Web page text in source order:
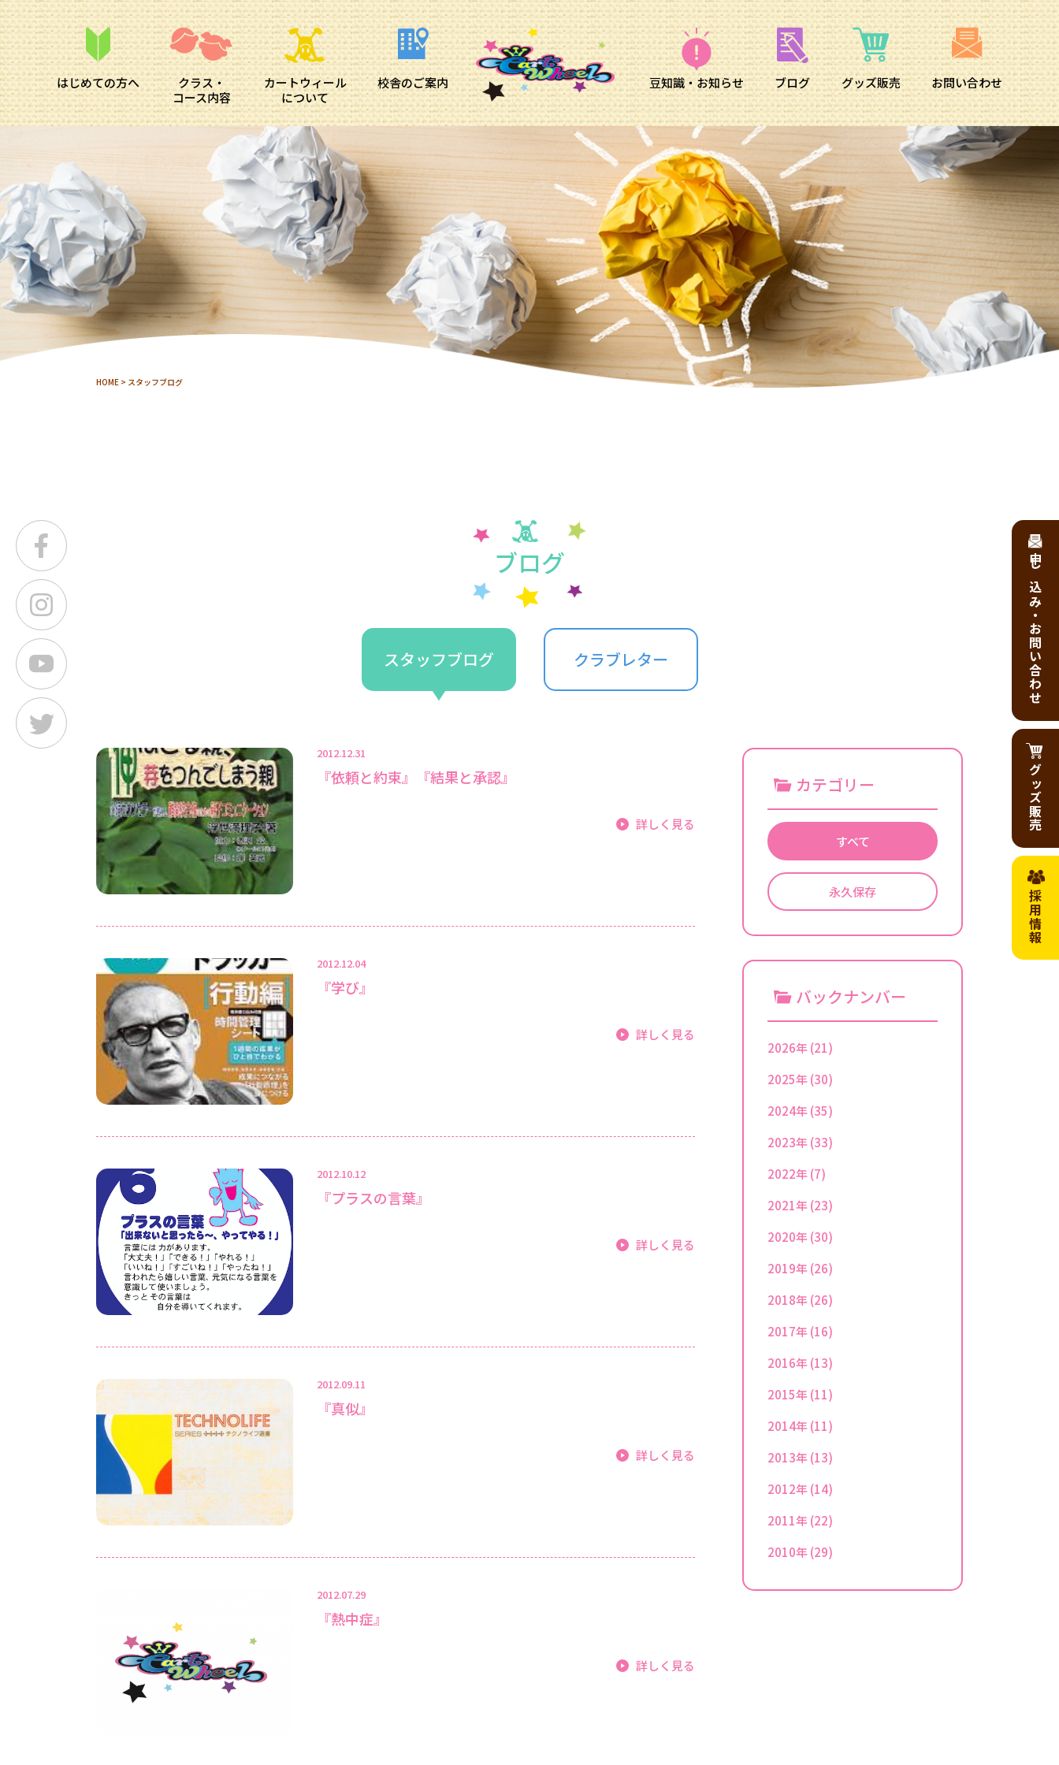
はじめての方へ
クラス・
コース内容
カートウィール
について
校舎のご案内 豆知識・お知らせ ブログ グッズ販売 お問い合わせ
HOME > スタッフブログ
申し込み・お問い合わせ
グッズ販売
採用情報
ブログ
スタッフブログ クラブレター
2012.12.31
『依頼と約束』『結果と承認』
詳しく見る
2012.12.04
『学び』
詳しく見る
2012.10.12
『プラスの言葉』
詳しく見る
2012.09.11
『真似』
詳しく見る
2012.07.29
『熱中症』
詳しく見る
カテゴリー
すべて
永久保存
バックナンバー
2026年(21)
2025年(30)
2024年(35)
2023年(33)
2022年(7)
2021年(23)
2020年(30)
2019年(26)
2018年(26)
2017年(16)
2016年(13)
2015年(11)
2014年(11)
2013年(13)
2012年(14)
2011年(22)
2010年(29)